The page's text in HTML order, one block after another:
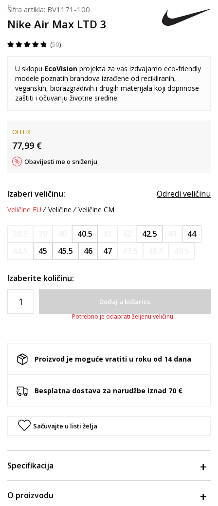
Šifra artikla: BV1171-100
Nike Air Max LTD 3
50
U sklopu EcoVision projekta za vas izdvajamo eco-friendly
modele poznatih brandova izrađene od recikliranih,
veganskih, biorazgradivih i drugih materijala koji doprinose
zaštiti i očuvanju životne sredine.
OFFER
77,99 €
Obavijesti me o sniženju
Izaberi veličinu: Odredi veličinu
Veličine EU Veličine Veličine CM
40.5 42.5
44
45 45.5 46 47
Izaberite količinu:
Dodaj u košaricu
Potrebno je odabrati željenu veličinu
Proizvod je moguće vratiti u roku od 14 dana
Besplatna dostava za narudžbe iznad 70 €
Sačuvajte u listi želja
Specifikacija
O proizvodu